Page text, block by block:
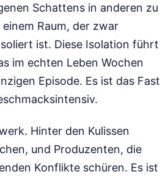
Schattens in anderen zu
Raum, der zwar
ist. Diese Isolation führt
im echten Leben Wochen
Episode. Es ist das Fast
Hinter den Kulissen
und Produzenten, die
Konflikte schüren. Es ist